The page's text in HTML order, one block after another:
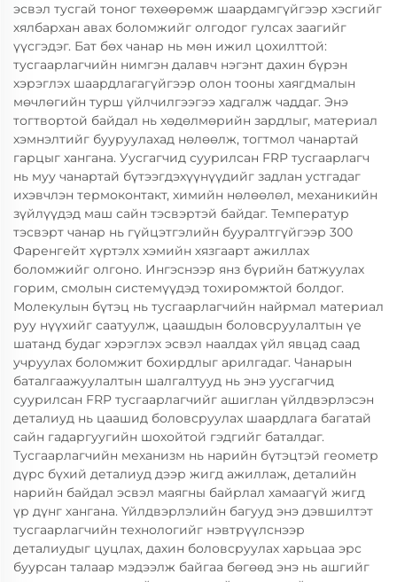
эсвэл тусгай тоног төхөөрөмж шаардамгүйгээр хэсгийг
хялбархан авах боломжийг олгодог гулсах заагийг
үүсгэдэг. Бат бөх чанар нь мөн ижил цохилттой:
тусгаарлагчийн нимгэн далавч нэгэнт дахин бүрэн
хэрэглэх шаардлагагүйгээр олон тооны хаягдмалын
мөчлөгийн турш үйлчилгээгээ хадгалж чаддаг. Энэ
тогтвортой байдал нь хөдөлмөрийн зардлыг, материал
хэмнэлтийг бууруулахад нөлөөлж, тогтмол чанартай
гарцыг хангана. Уусгагчид суурилсан FRP тусгаарлагч
нь муу чанартай бүтээгдэхүүнүүдийг задлан устгадаг
ихэвчлэн термоконтакт, химийн нөлөөлөл, механикийн
зүйлүүдэд маш сайн тэсвэртэй байдаг. Температур
тэсвэрт чанар нь гүйцэтгэлийн бууралтгүйгээр 300
Фаренгейт хүртэлх хэмийн хязгаарт ажиллах
боломжийг олгоно. Ингэснээр янз бүрийн батжуулах
горим, смолын системүүдэд тохиромжтой болдог.
Молекулын бүтэц нь тусгаарлагчийн найрмал материал
руу нүүхийг саатуулж, цаашдын боловсруулалтын үе
шатанд будаг хэрэглэх эсвэл наалдах үйл явцад саад
учруулах боломжит бохирдлыг арилгадаг. Чанарын
баталгаажуулалтын шалгалтууд нь энэ уусгагчид
суурилсан FRP тусгаарлагчийг ашиглан үйлдвэрлэсэн
деталиуд нь цаашид боловсруулах шаардлага багатай
сайн гадаргуугийн шохойтой гэдгийг баталдаг.
Тусгаарлагчийн механизм нь нарийн бүтэцтэй геометр
дүрс бүхий деталиуд дээр жигд ажиллаж, деталийн
нарийн байдал эсвэл маягны байрлал хамаагүй жигд
үр дүнг хангана. Үйлдвэрлэлийн багууд энэ дэвшилтэт
тусгаарлагчийн технологийг нэвтрүүлснээр
деталиудыг цуцлах, дахин боловсруулах харьцаа эрс
буурсан талаар мэдээлж байгаа бөгөөд энэ нь ашгийг